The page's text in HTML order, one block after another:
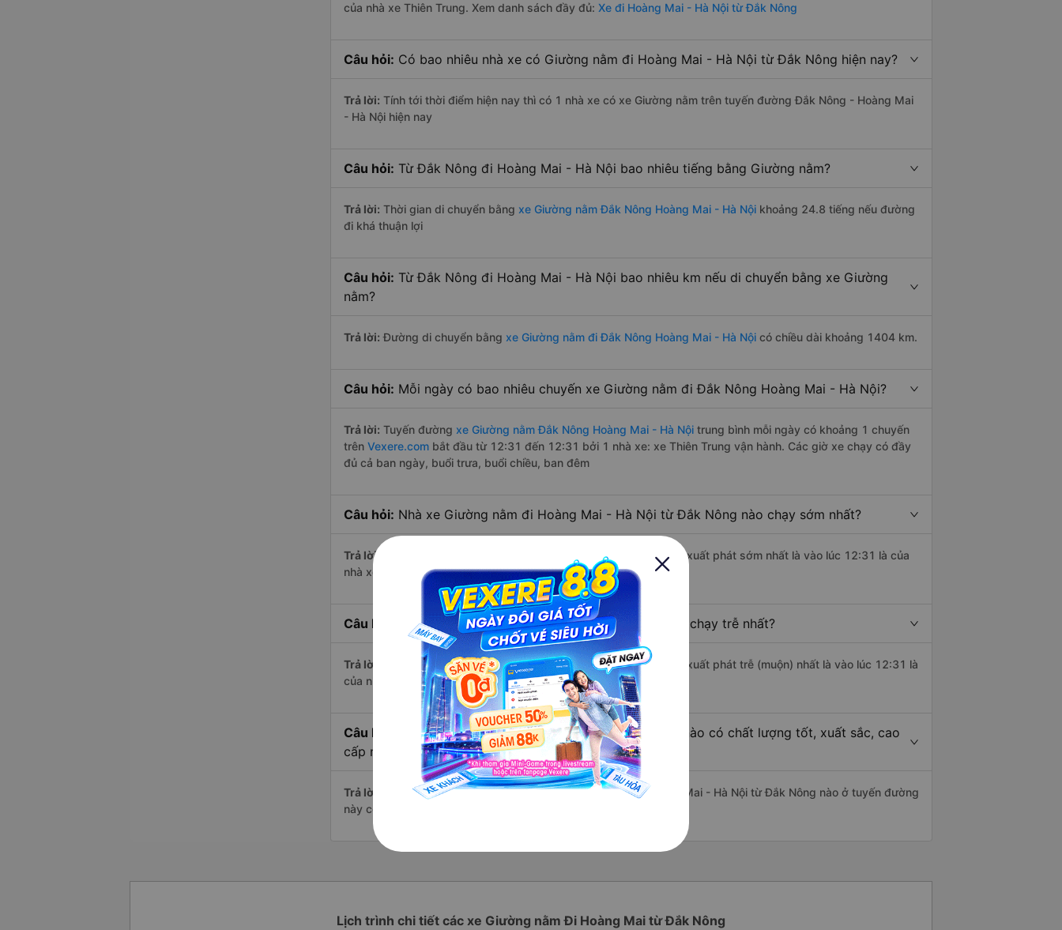
của nhà xe Thiên Trung. Xem danh sách đầy đủ: Xe đi Hoàng Mai - Hà Nội từ Đắk Nông
Câu hỏi: Có bao nhiêu nhà xe có Giường nằm đi Hoàng Mai - Hà Nội từ Đắk Nông hiện nay?
Trả lời: Tính tới thời điểm hiện nay thì có 1 nhà xe có xe Giường nằm trên tuyến đường Đắk Nông - Hoàng Mai
- Hà Nội hiện nay
Câu hỏi: Từ Đắk Nông đi Hoàng Mai - Hà Nội bao nhiêu tiếng bằng Giường nằm?
Trả lời: Thời gian di chuyển bằng xe Giường nằm Đắk Nông Hoàng Mai - Hà Nội khoảng 24.8 tiếng nếu đường
đi khá thuận lợi
Câu hỏi: Từ Đắk Nông đi Hoàng Mai - Hà Nội bao nhiêu km nếu di chuyển bằng xe Giường
nằm?
Trả lời: Đường di chuyển bằng xe Giường nằm đi Đắk Nông Hoàng Mai - Hà Nội có chiều dài khoảng 1404 km.
Câu hỏi: Mỗi ngày có bao nhiêu chuyến xe Giường nằm đi Đắk Nông Hoàng Mai - Hà Nội?
Trả lời: Tuyến đường xe Giường nằm Đắk Nông Hoàng Mai - Hà Nội trung bình mỗi ngày có khoảng 1 chuyến
trên Vexere.com bắt đầu từ 12:31 đến 12:31 bởi 1 nhà xe: xe Thiên Trung vận hành. Các giờ xe chạy có đầy
đủ cả ban ngày, buổi trưa, buổi chiều, ban đêm
Câu hỏi: Nhà xe Giường nằm đi Hoàng Mai - Hà Nội từ Đắk Nông nào chạy sớm nhất?
Trả lời: Giường nằm Đắk Nông Hoàng Mai - Hà Nội
có giờ xuất phát sớm nhất là vào lúc 12:31 là của
nhà xe Thiên Trung.
Câu hỏi: Nhà xe đi Hoàng Mai - Hà Nội từ Đắk Nông nào chạy trễ nhất?
Trả lời: ChuyếnGiường nằm Đắk Nông Hoàng Mai - Hà Nộicó giờ xuất phát trễ (muộn) nhất là vào lúc 12:31 là
của nhà xe Thiên Trung.
Câu hỏi:
Review xe đi Hoàng Mai - Hà Nội từ Đắk Nông nào có chất lượng tốt, xuất sắc, cao
cấp nhất?
Trả lời:
Tạm thời chưa đủ review để đánh giá có nhà xe đi Hoàng Mai - Hà Nội từ Đắk Nông nào ở tuyến đường
này có chất lượng xuất sắc.
Lịch trình chi tiết các xe Giường nằm Đi Hoàng Mai từ Đắk Nông